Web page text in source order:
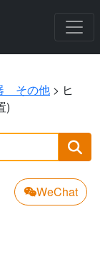
その他 > ヒ
)
WeChat